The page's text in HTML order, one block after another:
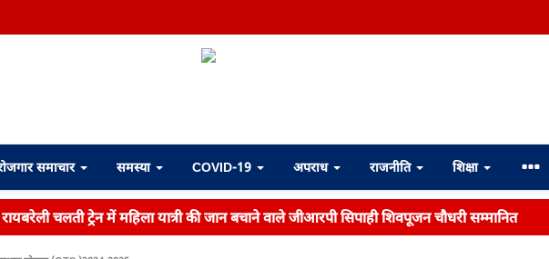
समाचार समस्या COVID-19 अपराध राजनीति शिक्षा
रायबरेली चलती ट्रेन में महिला यात्री की जान बचाने वाले जीआरपी सिपाही शिवपूजन चौधरी सम्मानित